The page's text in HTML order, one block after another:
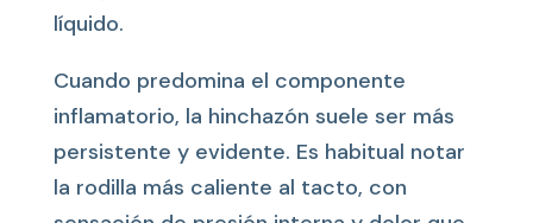
líquido.
Cuando predomina el componente
inflamatorio, la hinchazón suele ser más
persistente y evidente. Es habitual notar
la rodilla más caliente al tacto, con